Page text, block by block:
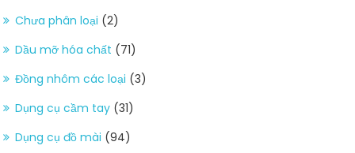
Chưa phân loại (2)
Dầu mỡ hóa chất (71)
Đồng nhôm các loại (3)
Dụng cụ cầm tay (31)
Dụng cụ đồ mài (94)